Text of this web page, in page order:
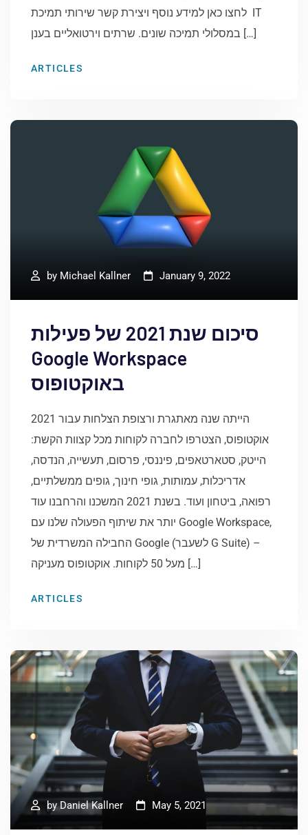
לחצו כאן למידע נוסף ויצירת קשר שירותי תמיכת IT
במסלולי תמיכה שונים. שרתים וירטואליים בענן […]
ARTICLES
by Michael Kallner January 9, 2022
סיכום שנת 2021 של פעילות
Google Workspace
באוקטופוס
​2021 הייתה שנה מאתגרת ורצופת הצלחות עבור
אוקטופוס, הצטרפו לחברה לקוחות מכל קצוות הקשת:
הייטק, סטארטאפים, פיננסי, פרסום, תעשייה, הנדסה,
אדריכלות, עמותות, גופי חינוך, גופים ממשלתיים,
רפואה, ביטחון ועוד. בשנת 2021 המשכנו והרחבנו עוד
יותר את שיתוף הפעולה שלנו עם Google Workspace,
החבילה המשרדית של Google (לשעבר G Suite) –
מעל 50 לקוחות. אוקטופוס מעניקה […]
ARTICLES
byDaniel Kallner May 5, 2021